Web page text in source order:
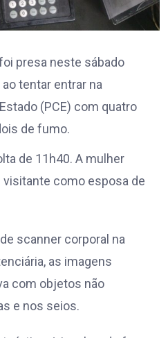
presa neste sábado
ao tentar entrar na
(PCE) com quatro
de fumo.
de 11h40. A mulher
como esposa de
scanner corporal na
as imagens
com objetos não
e nos seios.